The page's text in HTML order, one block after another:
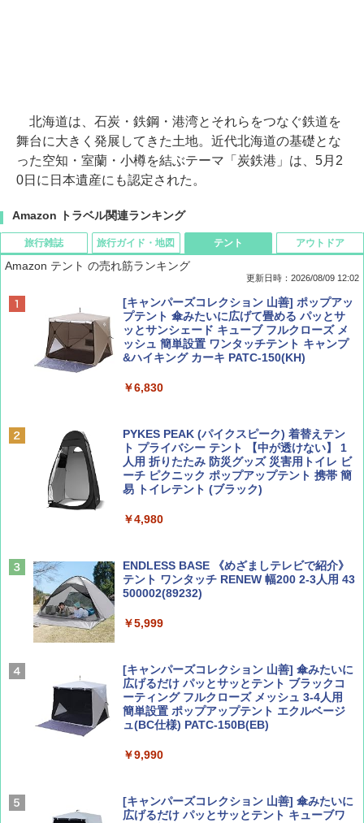
北海道は、石炭・鉄鋼・港湾とそれらをつなぐ鉄道を
舞台に大きく発展してきた土地。近代北海道の基礎とな
った空知・室蘭・小樽を結ぶテーマ「炭鉄港」は、5月2
0日に日本遺産にも認定された。
Amazon トラベル関連ランキング
旅行雑誌
BE-PAL(ビ-パル) 2026年 9 月号【特別付録:
SOTO ミニマル"旅"財布 ランダム2種】
￥1,500
￥713
AIRLINE（エアライン）2026年9月号【特
集】ボーイング110周年を祝して！
￥1,760
旅行ガイド・地図
地球の歩き方 スター・ウォーズ
￥2,695
￥2,079
球の歩き方A ヨーロッパ
ァキア 2026～2027 地球の歩き方A ヨーロッ
￥2,277
新しい日本地理 地図・統計・移動から読み
解く (講談社現代新書)
￥1,540
テント
Amazon テント の売れ筋ランキング
更新日時：2026/08/09 12:02
[キャンパーズコレクション 山善] ポップアッ
プテント 傘みたいに広げて畳める パッとサ
ッとサンシェード キューブ フルクローズ メ
ッシュ 簡単設置 ワンタッチテント キャンプ
&ハイキング カーキ PATC-150(KH)
￥6,830
PYKES PEAK (パイクスピーク) 着替えテン
ト プライバシー テント 【中が透けない】 1
人用 折りたたみ 防災グッズ 災害用トイレ ビ
ーチ ピクニック ポップアップテント 携帯 簡
易 トイレテント (ブラック)
￥4,980
ENDLESS BASE 《めざましテレビで紹介》
テント ワンタッチ RENEW 幅200 2-3人用 43
500002(89232)
￥5,999
[キャンパーズコレクション 山善] 傘みたいに
広げるだけ パッとサッとテント ブラックコ
ーティング フルクローズ メッシュ 3-4人用
簡単設置 ポップアップテント エクルベージ
ュ(BC仕様) PATC-150B(EB)
￥9,990
[キャンパーズコレクション 山善] 傘みたいに
広げるだけ パッとサッとテント キューブワ
アウトドア